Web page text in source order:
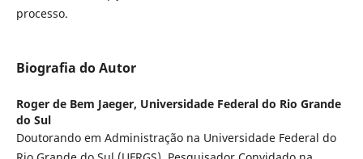
processo.
Biografia do Autor
Roger de Bem Jaeger, Universidade Federal do Rio Grande
do Sul
Doutorando em Administração na Universidade Federal do